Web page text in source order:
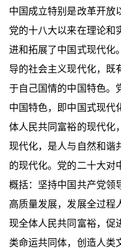
中国成立特别是改革开放
党的十八大以来在理论和
进和拓展了中国式现代化
导的社会主义现代化，既
于自己国情的中国特色。
中国特色，即中国式现代
体人民共同富裕的现代化
现代化，是人与自然和谐
的现代化。党的二十大对
概括：坚持中国共产党领
高质量发展，发展全过程
现全体人民共同富裕，促
类命运共同体，创造人类